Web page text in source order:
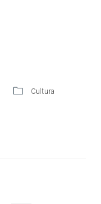
Cultura